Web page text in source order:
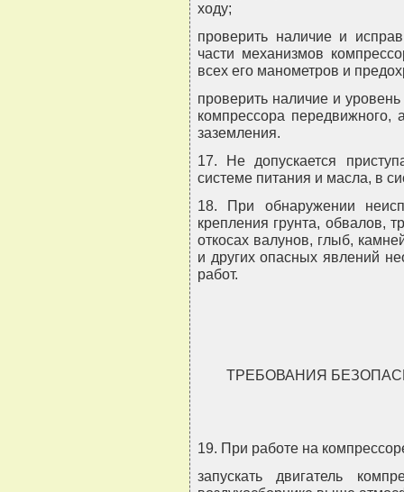
ходу;
проверить наличие и
части механизмов
всех его манометров и
проверить наличие и
компрессора передвижного,
заземления.
17. Не допускается
системе питания и масла, в
18. При обнаружении
крепления грунта, обвалов,
откосах валунов, глыб,
и других опасных явлений
работ.
ТРЕБОВАНИЯ
19. При работе на
запускать двигатель